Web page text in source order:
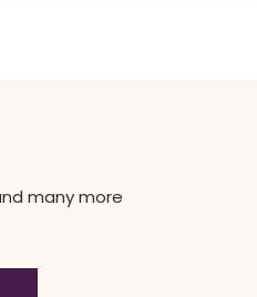
many more